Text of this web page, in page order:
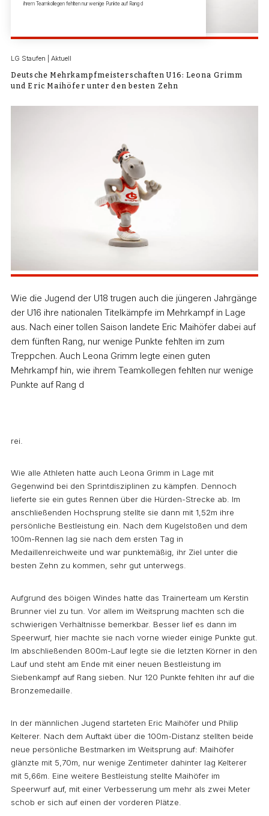
ihrem Teamkollegen fehlten nur wenige Punkte auf Rang d
LG Staufen | Aktuell
Deutsche Mehrkampfmeisterschaften U16: Leona Grimm
und Eric Maihöfer unter den besten Zehn
Wie die Jugend der U18 trugen auch die jüngeren Jahrgänge
der U16 ihre nationalen Titelkämpfe im Mehrkampf in Lage
aus. Nach einer tollen Saison landete Eric Maihöfer dabei auf
dem fünften Rang, nur wenige Punkte fehlten im zum
Treppchen. Auch Leona Grimm legte einen guten
Mehrkampf hin, wie ihrem Teamkollegen fehlten nur wenige
Punkte auf Rang d
rei.
Wie alle Athleten hatte auch Leona Grimm in Lage mit
Gegenwind bei den Sprintdisziplinen zu kämpfen. Dennoch
lieferte sie ein gutes Rennen über die Hürden-Strecke ab. Im
anschließenden Hochsprung stellte sie dann mit 1,52m ihre
persönliche Bestleistung ein. Nach dem Kugelstoßen und dem
100m-Rennen lag sie nach dem ersten Tag in
Medaillenreichweite und war punktemäßig, ihr Ziel unter die
besten Zehn zu kommen, sehr gut unterwegs.
Aufgrund des böigen Windes hatte das Trainerteam um Kerstin
Brunner viel zu tun. Vor allem im Weitsprung machten sch die
schwierigen Verhältnisse bemerkbar. Besser lief es dann im
Speerwurf, hier machte sie nach vorne wieder einige Punkte gut.
Im abschließenden 800m-Lauf legte sie die letzten Körner in den
Lauf und steht am Ende mit einer neuen Bestleistung im
Siebenkampf auf Rang sieben. Nur 120 Punkte fehlten ihr auf die
Bronzemedaille.
In der männlichen Jugend starteten Eric Maihöfer und Philip
Kelterer. Nach dem Auftakt über die 100m-Distanz stellten beide
neue persönliche Bestmarken im Weitsprung auf: Maihöfer
glänzte mit 5,70m, nur wenige Zentimeter dahinter lag Kelterer
mit 5,66m. Eine weitere Bestleistung stellte Maihöfer im
Speerwurf auf, mit einer Verbesserung um mehr als zwei Meter
schob er sich auf einen der vorderen Plätze.